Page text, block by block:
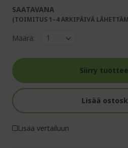
SAATAVANA
(TOIMITUS 1–4 ARKIPÄIVÄ
Määrä:
Siirry
Lisää
Lisää vertailuun